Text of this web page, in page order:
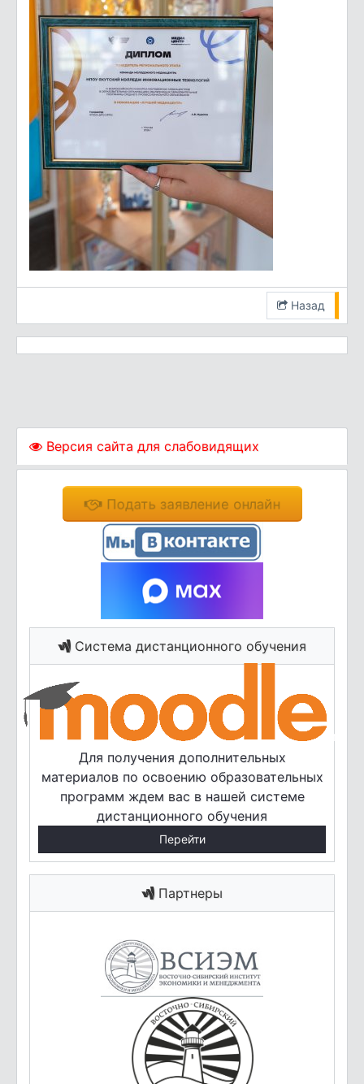
Назад
Версия сайта для слабовидящих
Подать заявление онлайн
Система дистанционного обучения
Для получения дополнительных
материалов по освоению образовательных
программ ждем вас в нашей системе
дистанционного обучения
Перейти
Партнеры